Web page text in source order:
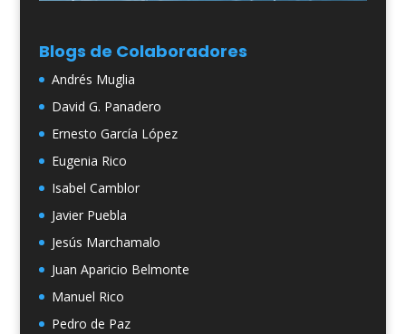
Blogs de Colaboradores
Andrés Muglia
David G. Panadero
Ernesto García López
Eugenia Rico
Isabel Camblor
Javier Puebla
Jesús Marchamalo
Juan Aparicio Belmonte
Manuel Rico
Pedro de Paz